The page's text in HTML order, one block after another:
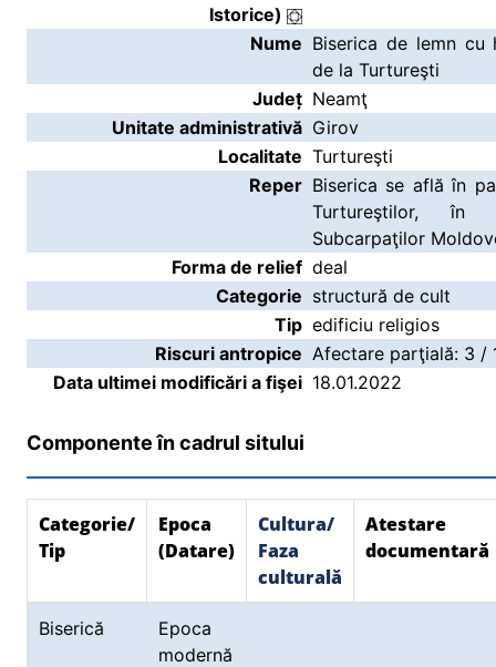
Istorice)
Nume Biserica de lemn cu
de la Turtureşti
Județ Neamţ
Unitate administrativă Girov
Localitate Turtureşti
Reper Biserica se află în
Turtureştilor, în
Subcarpaţilor
Forma de relief deal
Categorie structură de cult
Tip edificiu religios
Riscuri antropice Afectare parţială: 3 /
Data ultimei modificări a fişei 18.01.2022
Componente în cadrul sitului
Categorie/
Tip
Epoca
(Datare)
Cultura/
Faza
culturală
Atestare
documentară
Biserică
Epoca
modernă